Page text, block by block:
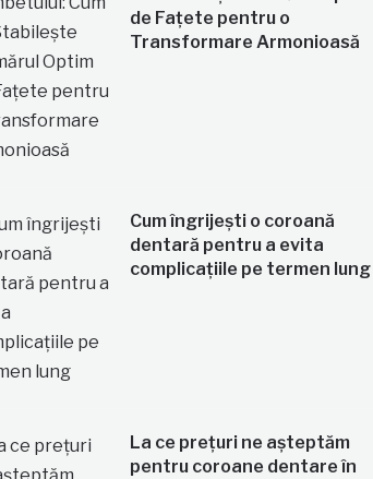
de Fațete pentru o
Transformare Armonioasă
Cum îngrijești o coroană
dentară pentru a evita
complicațiile pe termen lung
La ce prețuri ne așteptăm
pentru coroane dentare în